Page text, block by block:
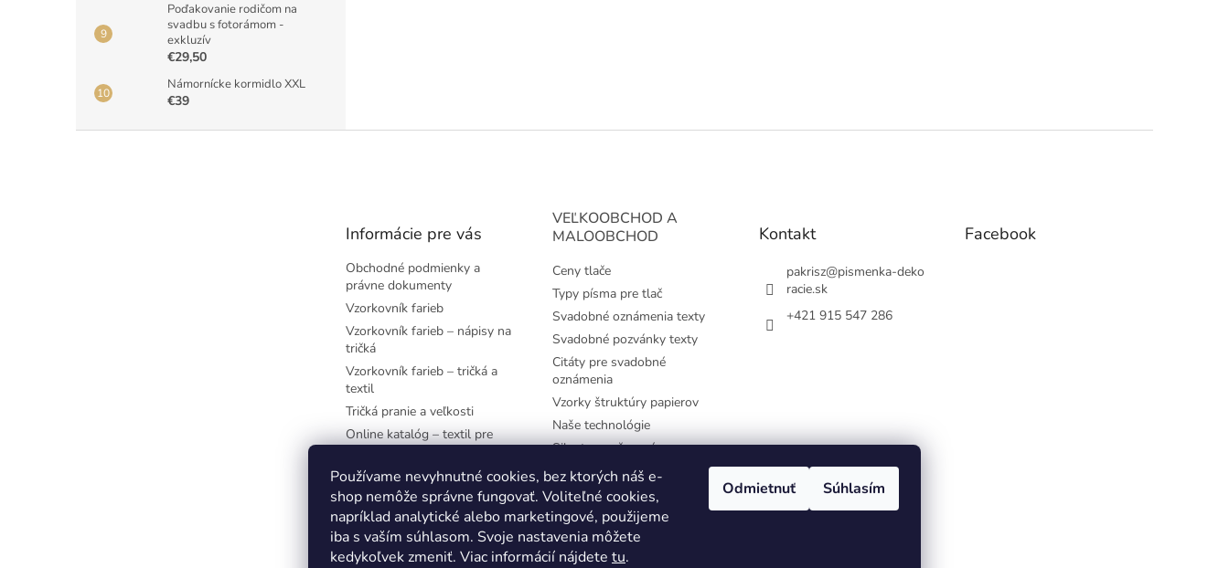
Používame nevyhnutné cookies, bez ktorých náš e-
shop nemôže správne fungovať. Voliteľné cookies,
napríklad analytické alebo marketingové, použijeme
iba s vaším súhlasom. Svoje nastavenia môžete
kedykoľvek zmeniť. Viac informácií nájdete tu.
Odmietnuť Súhlasím
Poďakovanie rodičom na
svadbu s fotorámom -
exkluzív
€29,50
Námornícke kormidlo XXL
€39
Informácie pre vás
Obchodné podmienky a
právne dokumenty
Vzorkovník farieb
Vzorkovník farieb – nápisy na
tričká
Vzorkovník farieb – tričká a
textil
Tričká pranie a veľkosti
Online katalóg – textil pre
Najčastejšie používané
písmená
Farby-CMYK
Farby-RGB
VEĽKOOBCHOD A
MALOOBCHOD
Ceny tlače
Typy písma pre tlač
Svadobné oznámenia texty
Svadobné pozvánky texty
Citáty pre svadobné
oznámenia
Vzorky štruktúry papierov
Naše technológie
Siluety pre časovú os
Kontakt
pakrisz@pismenka-deko
racie.sk
+421 915 547 286
Facebook